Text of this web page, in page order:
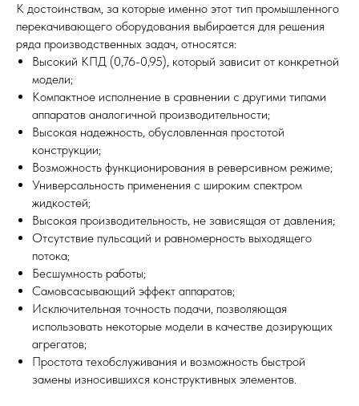
К достоинствам, за которые именно этот тип промышленного
перекачивающего оборудования выбирается для решения
ряда производственных задач, относятся:
Высокий КПД (0,76-0,95), который зависит от конкретной
модели;
Компактное исполнение в сравнении с другими типами
аппаратов аналогичной производительности;
Высокая надежность, обусловленная простотой
конструкции;
Возможность функционирования в реверсивном режиме;
Универсальность применения с широким спектром
жидкостей;
Высокая производительность, не зависящая от давления;
Отсутствие пульсаций и равномерность выходящего
потока;
Бесшумность работы;
Самовсасывающий эффект аппаратов;
Исключительная точность подачи, позволяющая
использовать некоторые модели в качестве дозирующих
агрегатов;
Простота техобслуживания и возможность быстрой
замены износившихся конструктивных элементов.